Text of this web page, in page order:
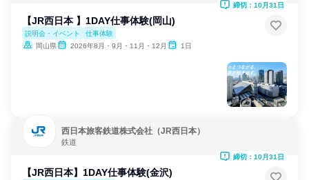
【JR西日本 】1DAY仕事体験(岡山)
説明会・イベント
仕事体験
岡山県
2026年8月・9月・11月・12月 1日
締切：10月31日
西日本旅客鉄道株式会社（JR西日本）
鉄道
【JR西日本】1DAY仕事体験(金沢)
締切：10月31日